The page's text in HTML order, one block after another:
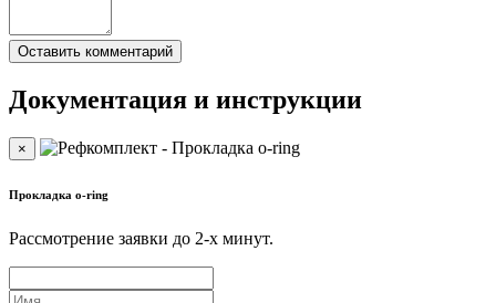
Документация и инструкции
×
Прокладка o-ring
Рассмотрение заявки до 2-x минут.